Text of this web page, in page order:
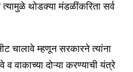
त्यामुळे थोडक्या मंडळींकरिता सर्व
चालावे म्हणून सरकारने त्यांना
वाकाच्या दोऱ्या करण्याची यंत्रे